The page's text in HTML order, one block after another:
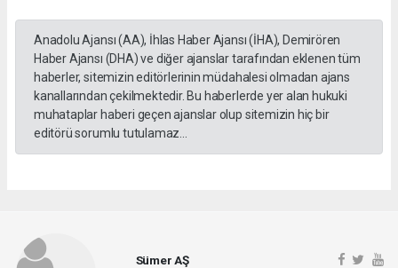
Anadolu Ajansı (AA), İhlas Haber Ajansı (İHA), Demirören
Haber Ajansı (DHA) ve diğer ajanslar tarafından eklenen tüm
haberler, sitemizin editörlerinin müdahalesi olmadan ajans
kanallarından çekilmektedir. Bu haberlerde yer alan hukuki
muhataplar haberi geçen ajanslar olup sitemizin hiç bir
editörü sorumlu tutulamaz...
Sümer AŞ